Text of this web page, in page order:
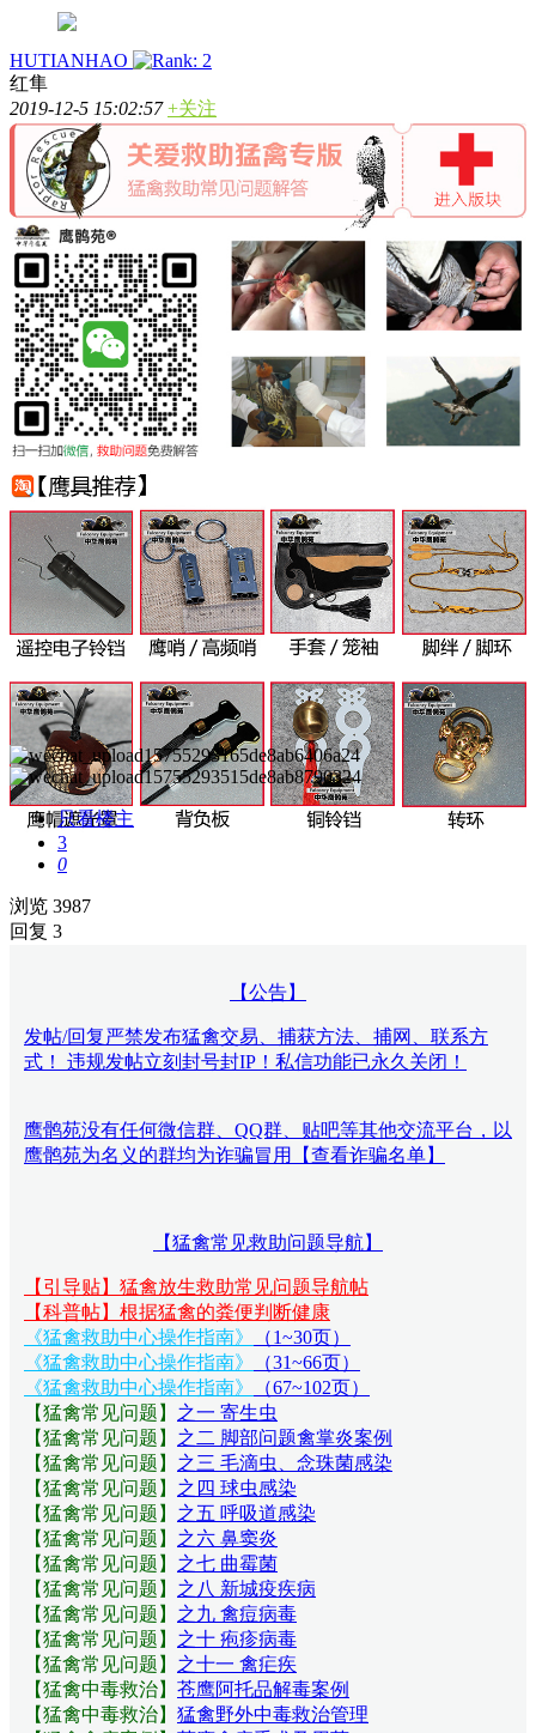
HUTIANHAO
红隼
2019-12-5 15:02:57 +关注
只看楼主
3
0
浏览 3987
回复 3
【公告】
发帖/回复严禁发布猛禽交易、捕获方法、捕网、联系方
式！ 违规发帖立刻封号封IP！私信功能已永久关闭！
鹰鹘苑没有任何微信群、QQ群、贴吧等其他交流平台，以
鹰鹘苑为名义的群均为诈骗冒用【查看诈骗名单】
【猛禽常见救助问题导航】
【引导贴】猛禽放生救助常见问题导航帖
【科普帖】根据猛禽的粪便判断健康
《猛禽救助中心操作指南》
（1~30页）
《猛禽救助中心操作指南》
（31~66页）
《猛禽救助中心操作指南》
（67~102页）
【猛禽常见问题 】 之一 寄生虫
【猛禽常见问题 】 之二 脚部问题禽掌炎案例
【猛禽常见问题 】 之三 毛滴虫、念珠菌感染
【猛禽常见问题 】 之四 球虫感染
【猛禽常见问题 】 之五 呼吸道感染
【猛禽常见问题 】 之六 鼻窦炎
【猛禽常见问题 】 之七 曲霉菌
【猛禽常见问题 】 之八 新城疫疾病
【猛禽常见问题 】 之九 禽痘病毒
【猛禽常见问题 】 之十 疱疹病毒
【猛禽常见问题 】 之十一 禽疟疾
【猛禽中毒救治】 苍鹰阿托品解毒案例
【猛禽中毒救治】 猛禽野外中毒救治管理